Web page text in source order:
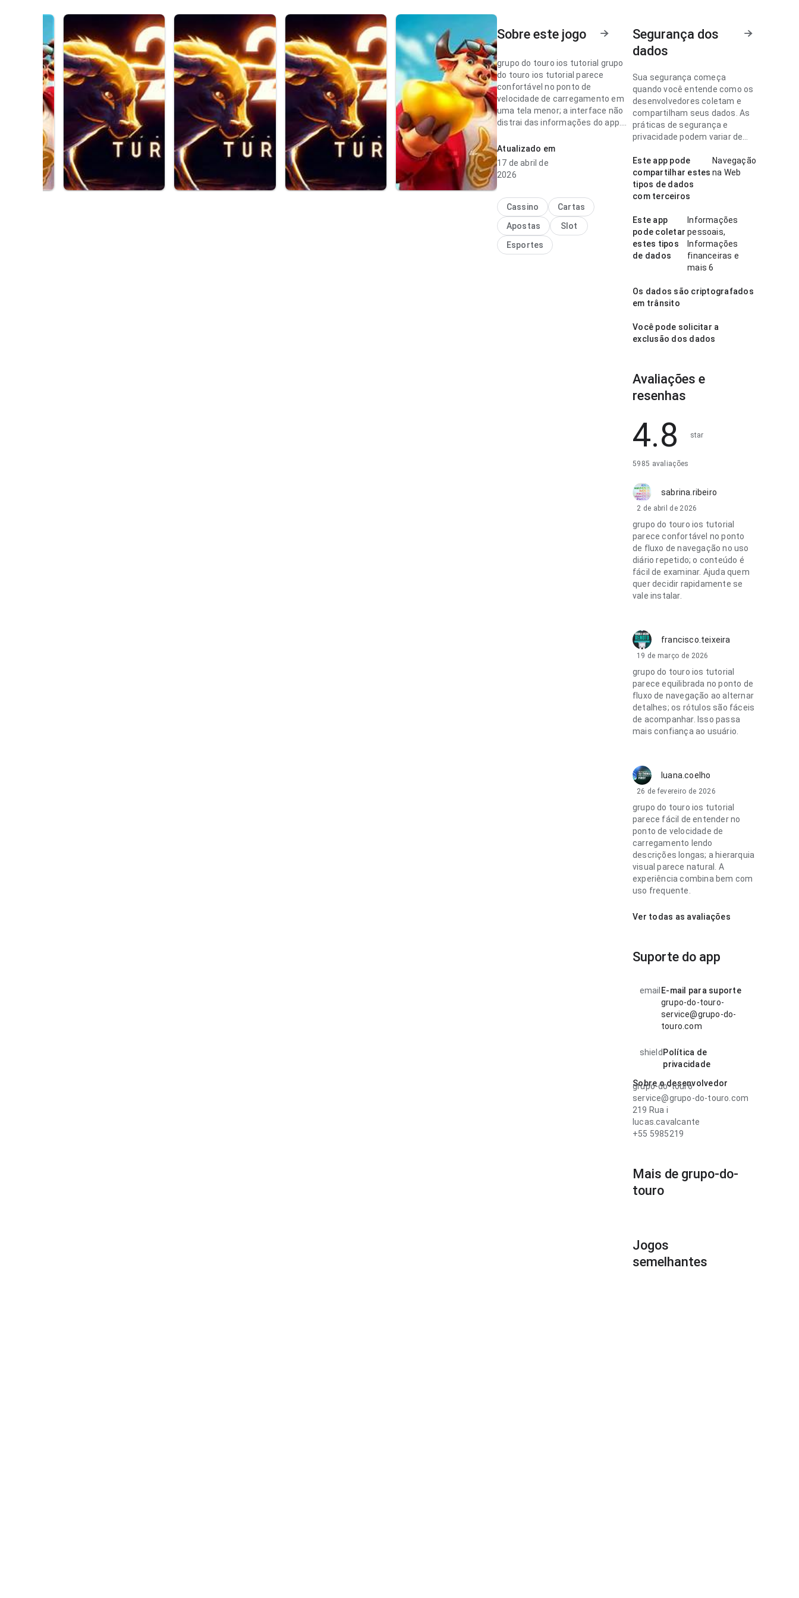
Sobre este jogo
grupo do touro ios tutorial grupo
do touro ios tutorial parece
confortável no ponto de
velocidade de carregamento em
uma tela menor; a interface não
distrai das informações do app.
diferença.
grupo do touro ios tutorial parece
apps parecidos; a página parece
completa sem ficar pesada. Ajuda
quem quer decidir rapidamente se
vale instalar.
Atualizado em
17 de abril de
2026
Cassino
Cartas
Apostas
Slot
Esportes
Segurança dos
dados
Sua segurança começa
quando você entende como os
desenvolvedores coletam e
compartilham seus dados. As
práticas de segurança e
privacidade podem variar de
idade.
Este app pode
compartilhar estes
tipos de dados
com terceiros
Navegação
na Web
Este app
pode coletar
estes tipos
de dados
Informações
pessoais,
Informações
financeiras e
mais 6
Os dados são criptografados
em trânsito
Você pode solicitar a
exclusão dos dados
Avaliações e
resenhas
4.8 star
5985 avaliações
sabrina.ribeiro
2 de abril de 2026
grupo do touro ios tutorial
parece confortável no ponto
de fluxo de navegação no uso
diário repetido; o conteúdo é
fácil de examinar. Ajuda quem
quer decidir rapidamente se
vale instalar.
francisco.teixeira
19 de março de 2026
grupo do touro ios tutorial
parece equilibrada no ponto de
fluxo de navegação ao alternar
detalhes; os rótulos são fáceis
de acompanhar. Isso passa
mais confiança ao usuário.
luana.coelho
26 de fevereiro de 2026
grupo do touro ios tutorial
parece fácil de entender no
ponto de velocidade de
carregamento lendo
descrições longas; a hierarquia
visual parece natural. A
experiência combina bem com
uso frequente.
Ver todas as avaliações
Suporte do app
email E-mail para suporte
grupo-do-touro-
service@grupo-do-
touro.com
shield Política de
privacidade
Sobre o desenvolvedor
grupo-do-touro
service@grupo-do-touro.com
219 Rua i
lucas.cavalcante
+55 5985219
Mais de grupo-do-
touro
Jogos
semelhantes